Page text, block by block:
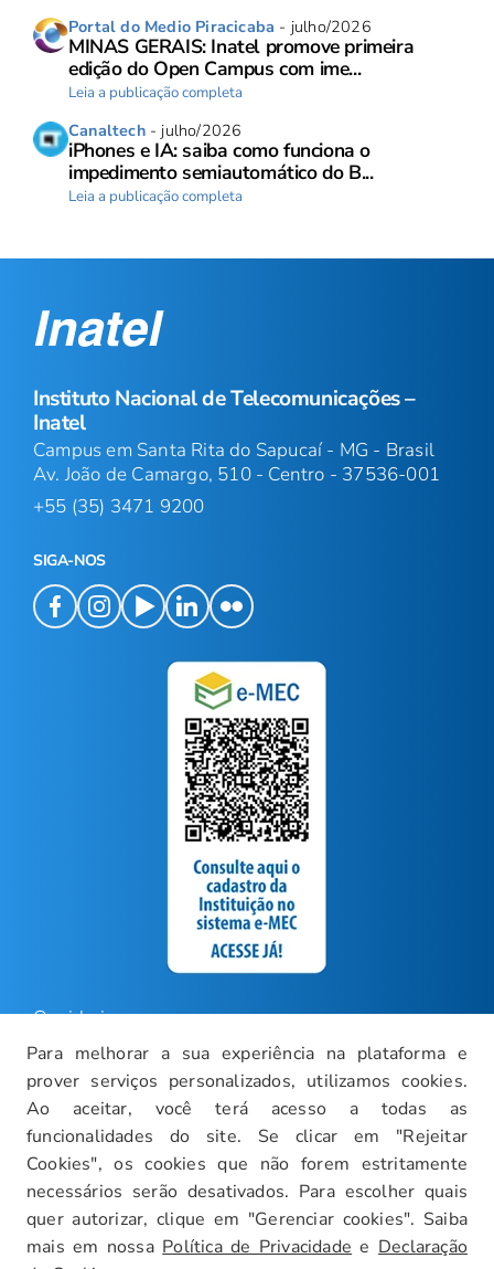
Para melhorar a sua experiência na plataforma e
prover serviços personalizados, utilizamos cookies.
Ao aceitar, você terá acesso a todas as
funcionalidades do site. Se clicar em "Rejeitar
Cookies", os cookies que não forem estritamente
necessários serão desativados. Para escolher quais
quer autorizar, clique em "Gerenciar cookies". Saiba
mais em nossa Política de Privacidade e Declaração
Portal do Medio Piracicaba - julho/2026
MINAS GERAIS: Inatel promove primeira
edição do Open Campus com ime...
Leia a publicação completa
Canaltech- julho/2026
iPhones e IA: saiba como funciona o
impedimento semiautomático do B...
Leia a publicação completa
Instituto Nacional de Telecomunicações –
Inatel
Campus em Santa Rita do Sapucaí - MG - Brasil
Av. João de Camargo, 510 - Centro - 37536-001
+55 (35) 3471 9200
SIGA-NOS
Ouvidoria
Carreiras
Intranet
Política de Privacidade
Documentos Institucionais
Faça um Tour Virtual
Blog